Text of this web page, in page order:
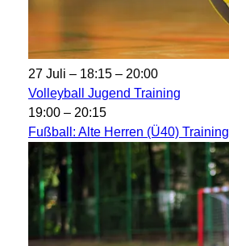
27 Juli – 18:15 – 20:00
Volleyball Jugend Training
19:00 – 20:15
Fußball: Alte Herren (Ü40) Training